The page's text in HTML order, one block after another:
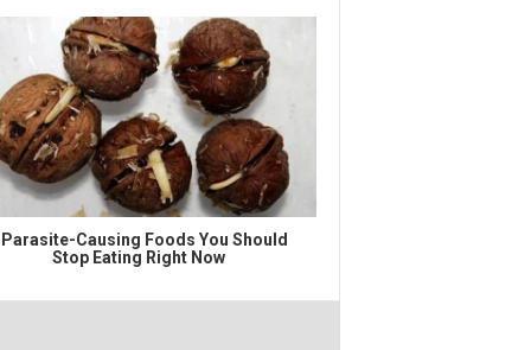
Causing Foods You Should
Stop Eating Right Now